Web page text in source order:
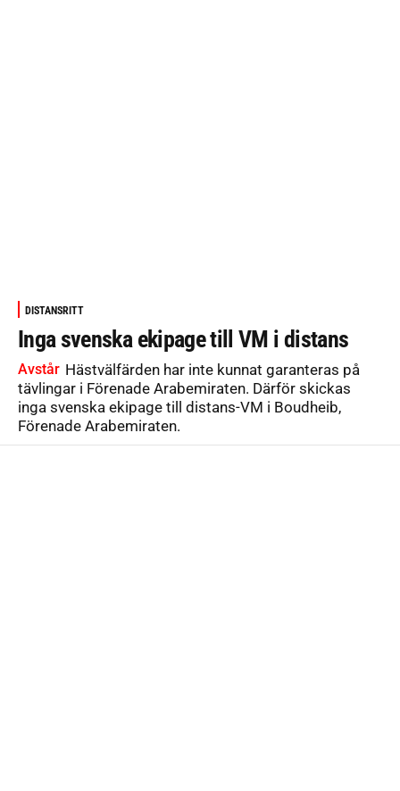
DISTANSRITT
Inga svenska ekipage till VM i distans
Avstår Hästvälfärden har inte kunnat garanteras på
tävlingar i Förenade Arabemiraten. Därför skickas
inga svenska ekipage till distans-VM i Boudheib,
Förenade Arabemiraten.